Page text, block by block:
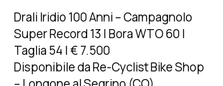
Drali Iridio 100 Anni – Campagnolo
Super Record 13 | Bora WTO 60 |
Taglia 54 | € 7.500
Disponibile da Re-Cyclist Bike Shop